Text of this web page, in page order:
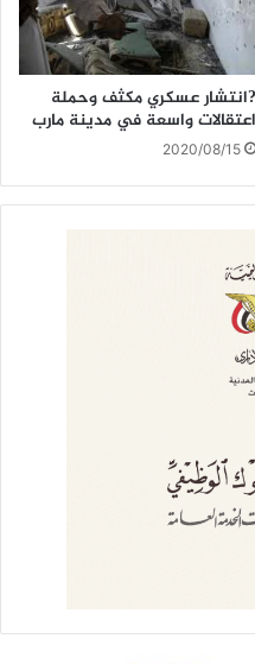
?انتشار عسكري مكثف وحملة
اعتقالات واسعة في مدينة مارب
2020/08/15